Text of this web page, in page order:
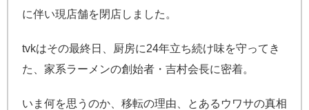
に伴い現店舗を閉店しました。
tvkはその最終日、厨房に24年立ち続け味を守ってき
た、家系ラーメンの創始者・吉村会長に密着。
いま何を思うのか、移転の理由、とあるウワサの真相